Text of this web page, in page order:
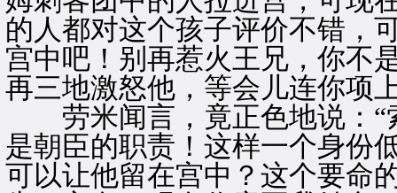
的人都对这个孩子评价不错，
宫中吧！别再惹火王兄，你不
再三地激怒他，等会儿连你项
劳米闻言，竟正色地说：“
是朝臣的职责！这样一个身份
可以让他留在宫中？这个要命